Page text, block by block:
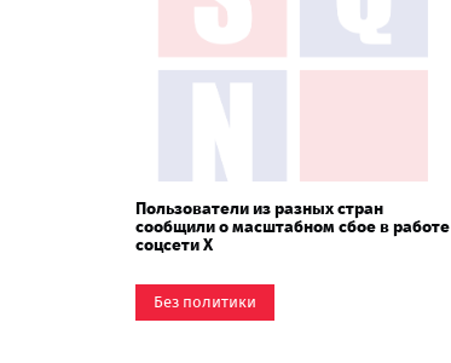
Пользователи из разных стран
сообщили о масштабном сбое в работе
соцсети X
Без политики